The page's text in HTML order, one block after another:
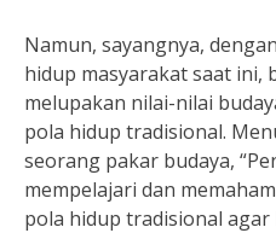
Namun, sayangnya,
hidup masyarakat saat ini,
melupakan nilai-nilai
pola hidup tradisional.
seorang pakar budaya,
mempelajari dan
pola hidup tradisional